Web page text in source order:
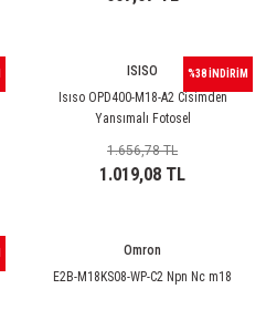
%38 İNDİRİM
ISISO
Isıso OPD400-M18-A2 Cisimden
Yansımalı Fotosel
1.656,78 TL
1.019,08 TL
Omron
E2B-M18KS08-WP-C2 Npn Nc m18